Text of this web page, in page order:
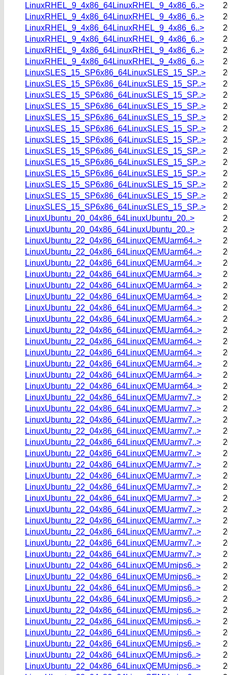
LinuxRHEL_9_4x86_64LinuxRHEL_9_4x86_6..>
LinuxRHEL_9_4x86_64LinuxRHEL_9_4x86_6..>
LinuxRHEL_9_4x86_64LinuxRHEL_9_4x86_6..>
LinuxRHEL_9_4x86_64LinuxRHEL_9_4x86_6..>
LinuxRHEL_9_4x86_64LinuxRHEL_9_4x86_6..>
LinuxRHEL_9_4x86_64LinuxRHEL_9_4x86_6..>
LinuxSLES_15_SP6x86_64LinuxSLES_15_SP..>
LinuxSLES_15_SP6x86_64LinuxSLES_15_SP..>
LinuxSLES_15_SP6x86_64LinuxSLES_15_SP..>
LinuxSLES_15_SP6x86_64LinuxSLES_15_SP..>
LinuxSLES_15_SP6x86_64LinuxSLES_15_SP..>
LinuxSLES_15_SP6x86_64LinuxSLES_15_SP..>
LinuxSLES_15_SP6x86_64LinuxSLES_15_SP..>
LinuxSLES_15_SP6x86_64LinuxSLES_15_SP..>
LinuxSLES_15_SP6x86_64LinuxSLES_15_SP..>
LinuxSLES_15_SP6x86_64LinuxSLES_15_SP..>
LinuxSLES_15_SP6x86_64LinuxSLES_15_SP..>
LinuxSLES_15_SP6x86_64LinuxSLES_15_SP..>
LinuxSLES_15_SP6x86_64LinuxSLES_15_SP..>
LinuxUbuntu_20_04x86_64LinuxUbuntu_20..>
LinuxUbuntu_20_04x86_64LinuxUbuntu_20..>
LinuxUbuntu_22_04x86_64LinuxQEMUarm64..>
LinuxUbuntu_22_04x86_64LinuxQEMUarm64..>
LinuxUbuntu_22_04x86_64LinuxQEMUarm64..>
LinuxUbuntu_22_04x86_64LinuxQEMUarm64..>
LinuxUbuntu_22_04x86_64LinuxQEMUarm64..>
LinuxUbuntu_22_04x86_64LinuxQEMUarm64..>
LinuxUbuntu_22_04x86_64LinuxQEMUarm64..>
LinuxUbuntu_22_04x86_64LinuxQEMUarm64..>
LinuxUbuntu_22_04x86_64LinuxQEMUarm64..>
LinuxUbuntu_22_04x86_64LinuxQEMUarm64..>
LinuxUbuntu_22_04x86_64LinuxQEMUarm64..>
LinuxUbuntu_22_04x86_64LinuxQEMUarm64..>
LinuxUbuntu_22_04x86_64LinuxQEMUarm64..>
LinuxUbuntu_22_04x86_64LinuxQEMUarm64..>
LinuxUbuntu_22_04x86_64LinuxQEMUarmv7..>
LinuxUbuntu_22_04x86_64LinuxQEMUarmv7..>
LinuxUbuntu_22_04x86_64LinuxQEMUarmv7..>
LinuxUbuntu_22_04x86_64LinuxQEMUarmv7..>
LinuxUbuntu_22_04x86_64LinuxQEMUarmv7..>
LinuxUbuntu_22_04x86_64LinuxQEMUarmv7..>
LinuxUbuntu_22_04x86_64LinuxQEMUarmv7..>
LinuxUbuntu_22_04x86_64LinuxQEMUarmv7..>
LinuxUbuntu_22_04x86_64LinuxQEMUarmv7..>
LinuxUbuntu_22_04x86_64LinuxQEMUarmv7..>
LinuxUbuntu_22_04x86_64LinuxQEMUarmv7..>
LinuxUbuntu_22_04x86_64LinuxQEMUarmv7..>
LinuxUbuntu_22_04x86_64LinuxQEMUarmv7..>
LinuxUbuntu_22_04x86_64LinuxQEMUarmv7..>
LinuxUbuntu_22_04x86_64LinuxQEMUarmv7..>
LinuxUbuntu_22_04x86_64LinuxQEMUmips6..>
LinuxUbuntu_22_04x86_64LinuxQEMUmips6..>
LinuxUbuntu_22_04x86_64LinuxQEMUmips6..>
LinuxUbuntu_22_04x86_64LinuxQEMUmips6..>
LinuxUbuntu_22_04x86_64LinuxQEMUmips6..>
LinuxUbuntu_22_04x86_64LinuxQEMUmips6..>
LinuxUbuntu_22_04x86_64LinuxQEMUmips6..>
LinuxUbuntu_22_04x86_64LinuxQEMUmips6..>
LinuxUbuntu_22_04x86_64LinuxQEMUmips6..>
LinuxUbuntu_22_04x86_64LinuxQEMUmips6..>